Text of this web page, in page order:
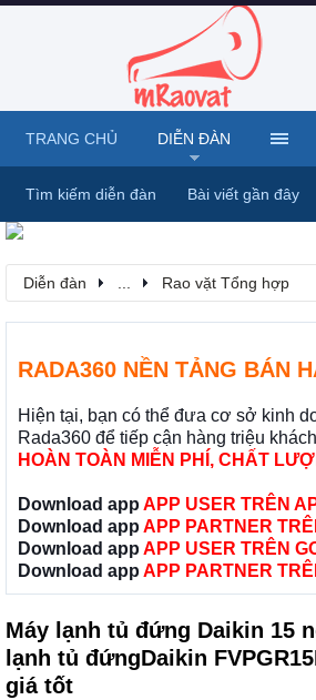
Diễn đàn Rao vặt Tổng hợp
RADA360 NỀN TẢNG BÁN
Hiện tại, bạn có thể đưa cơ sở kinh
Rada360 để tiếp cận hàng triệu
HOÀN TOÀN MIỄN PHÍ, CHẤT
Download app APP USER TRÊN
Download app APP PARTNER
Download app APP USER TRÊN
Download app APP PARTNER
Máy lạnh tủ đứng Daikin 15
lạnh tủ đứngDaikin
giá tốt
TRANG CHỦ DIỄN ĐÀN
Tìm kiếm diễn đàn Bài viết gần đây